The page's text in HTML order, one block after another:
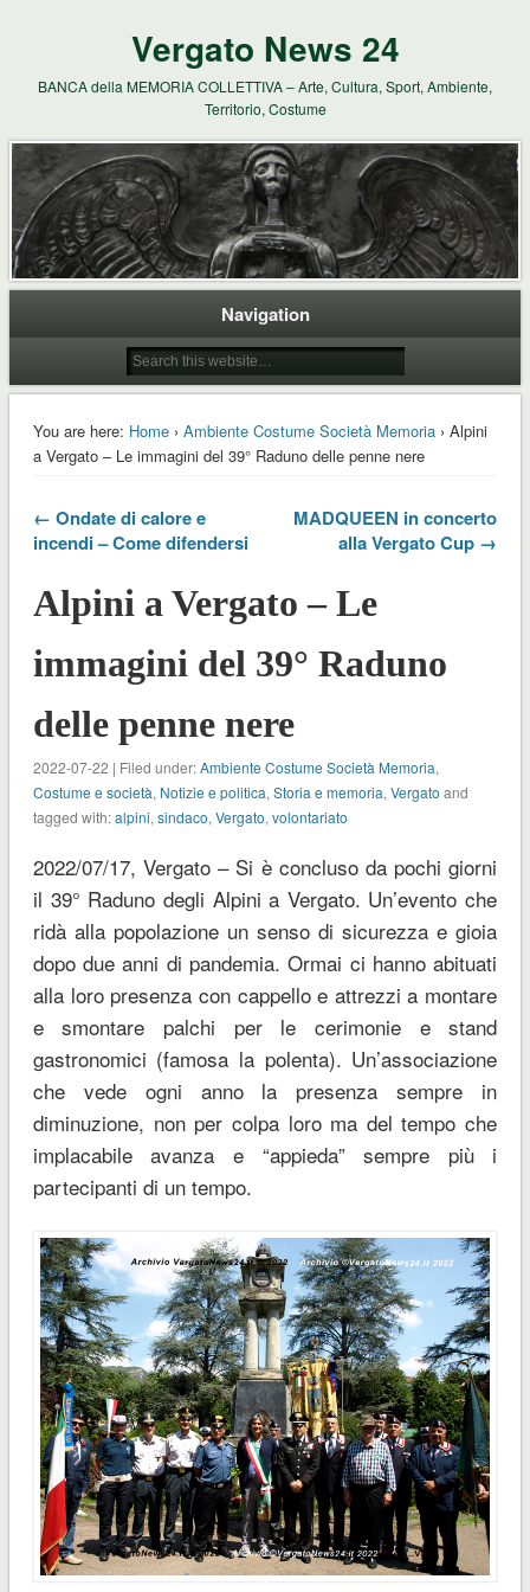
Vergato News 24
BANCA della MEMORIA COLLETTIVA – Arte, Cultura, Sport, Ambiente,
Territorio, Costume
Navigation
You are here: Home› Ambiente Costume Società Memoria› Alpini
a Vergato – Le immagini del 39° Raduno delle penne nere
← Ondate di calore e
incendi – Come difendersi
MADQUEEN in concerto
alla Vergato Cup →
Alpini a Vergato – Le
immagini del 39° Raduno
delle penne nere
2022-07-22 | Filed under:Ambiente Costume Società Memoria,
Costume e società, Notizie e politica, Storia e memoria, Vergato and
tagged with:alpini, sindaco, Vergato, volontariato
2022/07/17, Vergato – Si è concluso da pochi giorni
il 39° Raduno degli Alpini a Vergato. Un’evento che
ridà alla popolazione un senso di sicurezza e gioia
dopo due anni di pandemia. Ormai ci hanno abituati
alla loro presenza con cappello e attrezzi a montare
e smontare palchi per le cerimonie e stand
gastronomici (famosa la polenta). Un’associazione
che vede ogni anno la presenza sempre in
diminuzione, non per colpa loro ma del tempo che
implacabile avanza e “appieda” sempre più i
partecipanti di un tempo.